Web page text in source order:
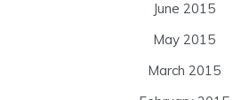
June 2015
May 2015
March 2015